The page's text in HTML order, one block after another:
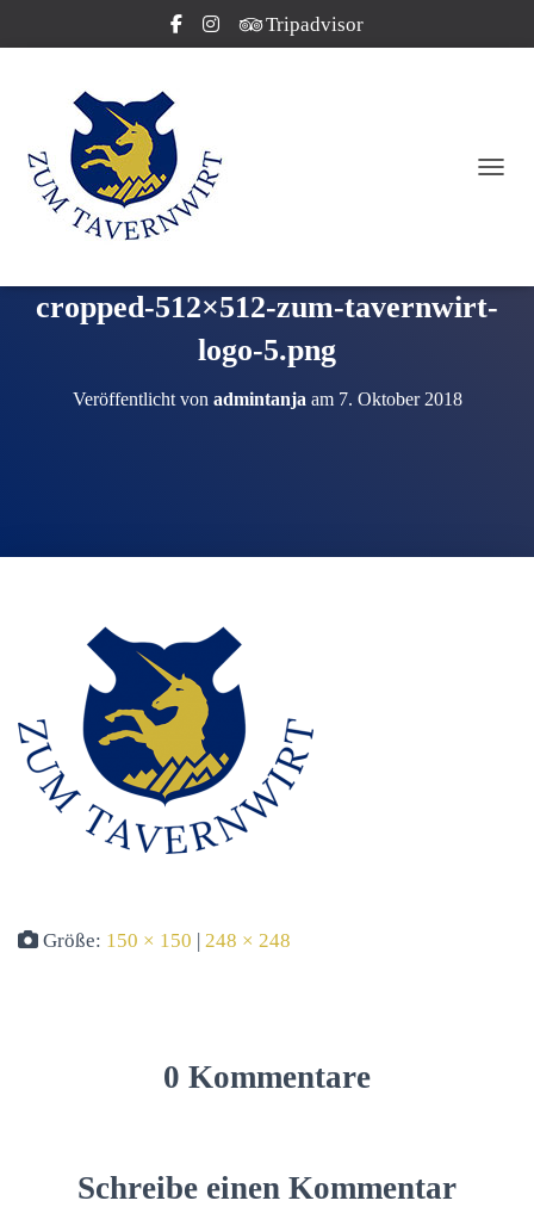
Tripadvisor
cropped-512×512-zum-tavernwirt-
logo-5.png
Veröffentlicht von admintanja am 7. Oktober 2018
Größe: 150 × 150 | 248 × 248
0 Kommentare
Schreibe einen Kommentar